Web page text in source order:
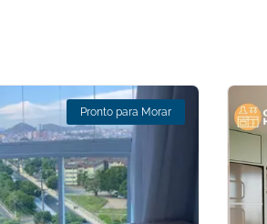
Pronto para Morar